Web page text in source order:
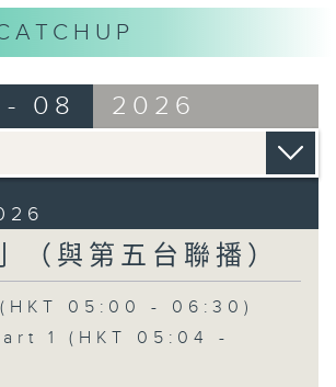
- 08 2026
（與第五台聯播）
05:00 - 06:30)
1 (HKT 05:04 -